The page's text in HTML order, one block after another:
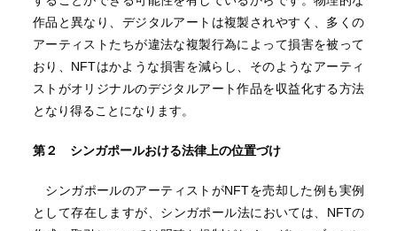
作品と異なり、デジタルアートは複製されやすく、多くの
アーティストたちが違法な複製行為によって損害を被って
おり、NFTはかような損害を減らし、そのようなアーティ
ストがオリジナルのデジタルアート作品を収益化する方法
となり得ることになります。
第２ シンガポールおける法律上の位置づけ
シンガポールのアーティストがNFTを売却した例も実例
として存在しますが、シンガポール法においては、NFTの